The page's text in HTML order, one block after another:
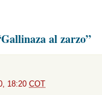
al zarzo”
18:20 COT